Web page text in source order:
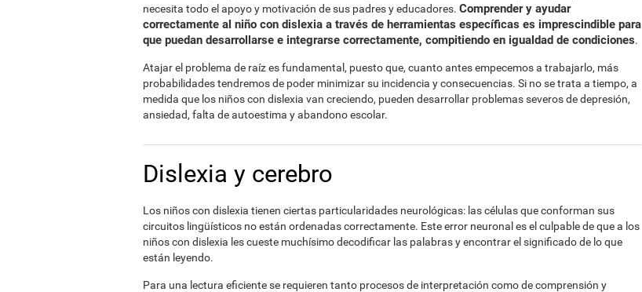
necesita todo el apoyo y motivación de sus padres y educadores. Comprender y ayudar
correctamente al niño con dislexia a través de herramientas específicas es imprescindible para
que puedan desarrollarse e integrarse correctamente, compitiendo en igualdad de condiciones.
Atajar el problema de raíz es fundamental, puesto que, cuanto antes empecemos a trabajarlo, más
probabilidades tendremos de poder minimizar su incidencia y consecuencias. Si no se trata a tiempo, a
medida que los niños con dislexia van creciendo, pueden desarrollar problemas severos de depresión,
ansiedad, falta de autoestima y abandono escolar.
Dislexia y cerebro
Los niños con dislexia tienen ciertas particularidades neurológicas: las células que conforman sus
circuitos lingüísticos no están ordenadas correctamente. Este error neuronal es el culpable de que a los
niños con dislexia les cueste muchísimo decodificar las palabras y encontrar el significado de lo que
están leyendo.
Para una lectura eficiente se requieren tanto procesos de interpretación como de comprensión y